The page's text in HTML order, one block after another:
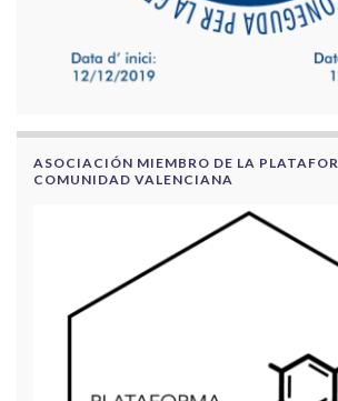
ASOCIACIÓN MIEMBRO DE LA
COMUNIDAD VALENCIANA